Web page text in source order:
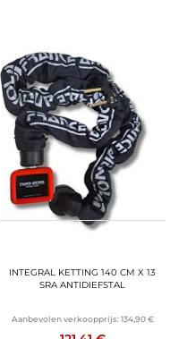
CODE SUN26
INTEGRAL KETTING 140 CM X 13
SRA ANTIDIEFSTAL
Aanbevolen verkoopprijs: 134,90 €